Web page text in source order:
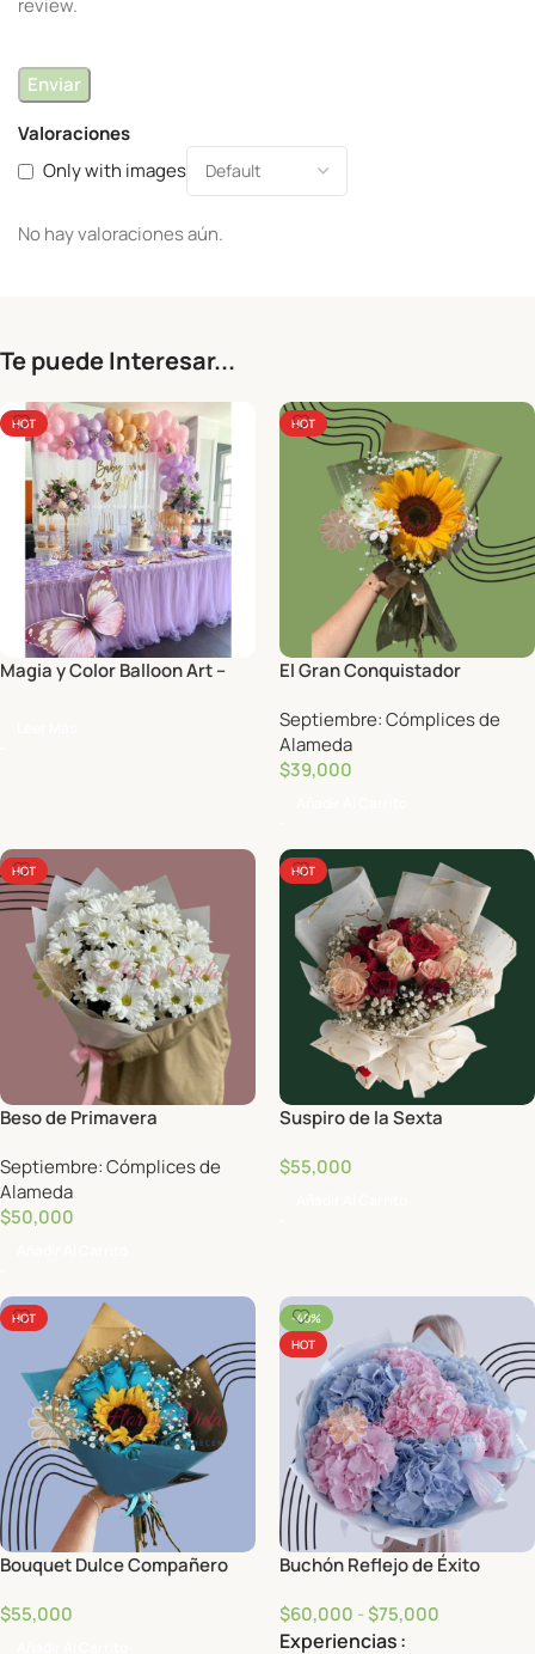
Valoraciones
Only with images
No hay valoraciones aún.
review.
Te puede Interesar...
HOT
Magia y Color Balloon Art –
HOT
El Gran Conquistador
Septiembre: Cómplices de
Alameda
$39,000
HOT
Beso de Primavera
Septiembre: Cómplices de
Alameda
$50,000
HOT
Suspiro de la Sexta
$55,000
HOT
Bouquet Dulce Compañero
$55,000
-40%
HOT
Buchón Reflejo de Éxito
$60,000 -$75,000
Experiencias